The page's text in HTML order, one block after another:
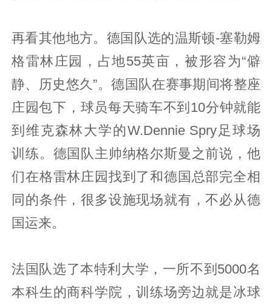
再看其他地方。德国队选的温斯顿-塞勒姆
格雷林庄园，占地55英亩，被形容为“僻
静、历史悠久”。德国队在赛事期间将整座
庄园包下，球员每天骑车不到10分钟就能
到维克森林大学的W.Dennie Spry足球场
训练。德国队主帅纳格尔斯曼之前说，他
们在格雷林庄园找到了和德国总部完全相
同的条件，很多设施现场就有，不必从德
国运来。
法国队选了本特利大学，一所不到5000名
本科生的商科学院，训练场旁边就是冰球